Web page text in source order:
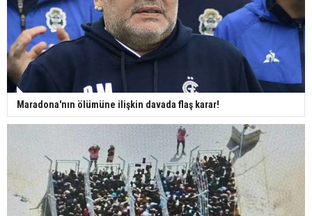
Maradona'nın ölümüne ilişkin davada flaş karar!